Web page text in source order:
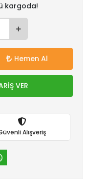
kargoda!
Hemen Al
VER
Alışveriş